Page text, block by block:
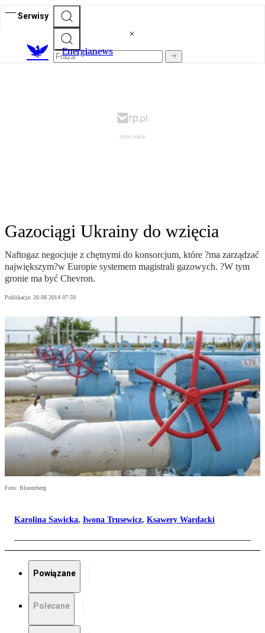
Serwisy
Energianews
Gazociągi Ukrainy do wzięcia
Naftogaz negocjuje z chętnymi do konsorcjum, które ?ma zarządzać
największym?w Europie systemem magistrali gazowych. ?W tym
gronie ma być Chevron.
Publikacja: 20.08.2014 07:59
Foto: Bloomberg
Karolina Sawicka, Iwona Trusewicz, Ksawery Wardacki
Powiązane
Polecane